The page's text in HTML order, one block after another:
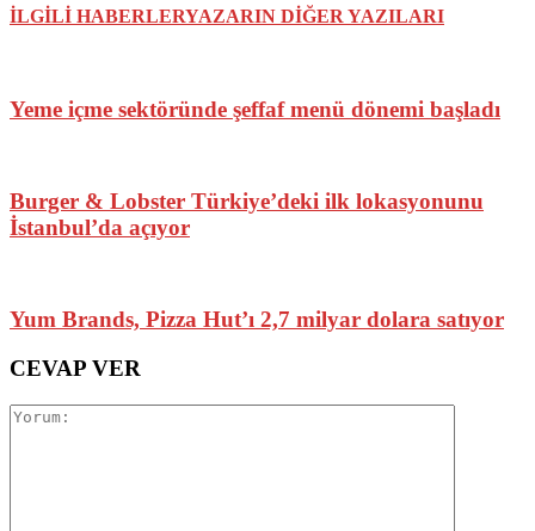
İLGİLİ HABERLERYAZARIN DİĞER YAZILARI
Yeme içme sektöründe şeffaf menü dönemi başladı
Burger & Lobster Türkiye’deki ilk lokasyonunu
İstanbul’da açıyor
Yum Brands, Pizza Hut’ı 2,7 milyar dolara satıyor
CEVAP VER